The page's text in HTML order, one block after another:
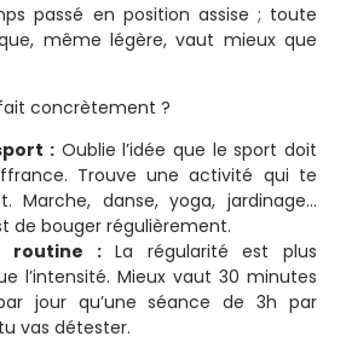
passé en position assise ; toute
même légère, vaut mieux que
concrètement ?
: Oublie l’idée que le sport doit
Trouve une activité qui te
Marche, danse, yoga, jardinage…
de bouger régulièrement.
routine :La régularité est plus
l’intensité. Mieux vaut 30 minutes
jour qu’une séance de 3h par
vas détester.